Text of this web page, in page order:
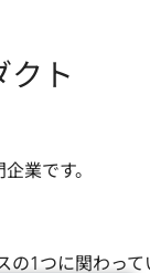
ト
業です。
1つに関わって